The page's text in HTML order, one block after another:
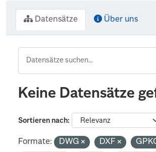
Datensätze Über uns
Keine Datensätze
Sortieren nach
Formate: DWG DXF